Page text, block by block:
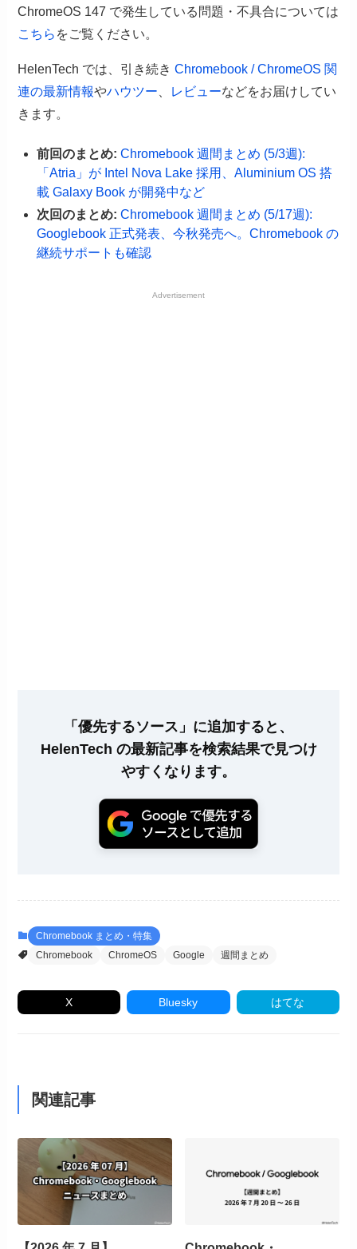
ChromeOS 147 で発生している問題・不具合については
こちら をご覧ください。
HelenTech では、引き続きChromebook / ChromeOS 関
連の最新情報やハウツー レビューなどをお届けしてい
きます。
前回のまとめ: Chromebook 週間まとめ (5/3週):
「Atria」が Intel Nova Lake 採用、Aluminium OS 搭
載 Galaxy Book が開発中など
次回のまとめ: Chromebook 週間まとめ (5/17週):
Googlebook 正式発表、今秋発売へ。Chromebook の
継続サポートも確認
Advertisement
「優先するソース」に追加すると、
HelenTech の最新記事を検索結果で見つけ
やすくなります。
Chromebook まとめ・特集
Chromebook
ChromeOS Google 週間まとめ
X Bluesky はてな
関連記事